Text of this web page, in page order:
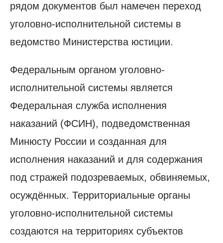
рядом документов был намечен переход
уголовно-исполнительной системы в
ведомство Министерства юстиции.
Федеральным органом уголовно-
исполнительной системы является
Федеральная служба исполнения
наказаний (ФСИН), подведомственная
Минюсту России и созданная для
исполнения наказаний и для содержания
под стражей подозреваемых, обвиняемых,
осуждённых. Территориальные органы
уголовно-исполнительной системы
создаются на территориях субъектов